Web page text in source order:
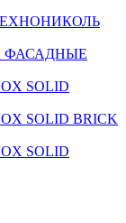
ФАСАДНЫЕ
SOLID
SOLID BRICK
SOLID